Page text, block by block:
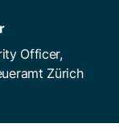
Officer,
Zürich